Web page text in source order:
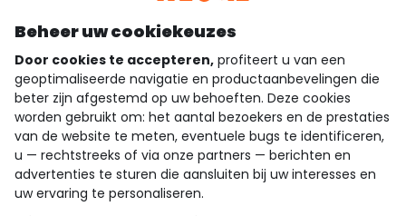
Ontdek onze applicatie
wie zijn we?
hulp nodig
loyalty club
Beheer uw cookiekeuzes
Door cookies te accepteren, profiteert u van een
geoptimaliseerde navigatie en productaanbevelingen die
beter zijn afgestemd op uw behoeften. Deze cookies
worden gebruikt om: het aantal bezoekers en de prestaties
van de website te meten, eventuele bugs te identificeren,
u — rechtstreeks of via onze partners — berichten en
advertenties te sturen die aansluiten bij uw interesses en
uw ervaring te personaliseren.